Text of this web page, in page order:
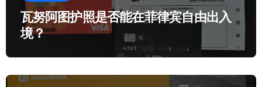
瓦努阿图护照是否能在菲律宾自由出入
境？